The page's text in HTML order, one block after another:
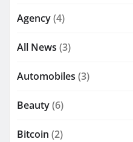
Agency(4)
All News (3)
Automobiles (3)
Beauty(6)
Bitcoin (2)